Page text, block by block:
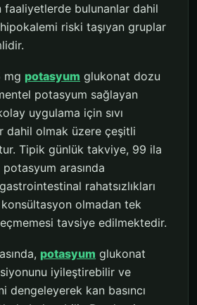
bulunanlar dahil
riski taşıyan gruplar
mg potasyum glukonat dozu
potasyum sağlayan
uygulama için sıvı
dahil olmak üzere çeşitli
Tipik günlük takviye, 99 ila
arasında
rahatsızlıkları
olmadan tek
tavsiye edilmektedir.
potasyum glukonat
iyileştirebilir ve
dengeleyerek kan basıncı